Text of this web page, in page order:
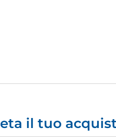
il tuo